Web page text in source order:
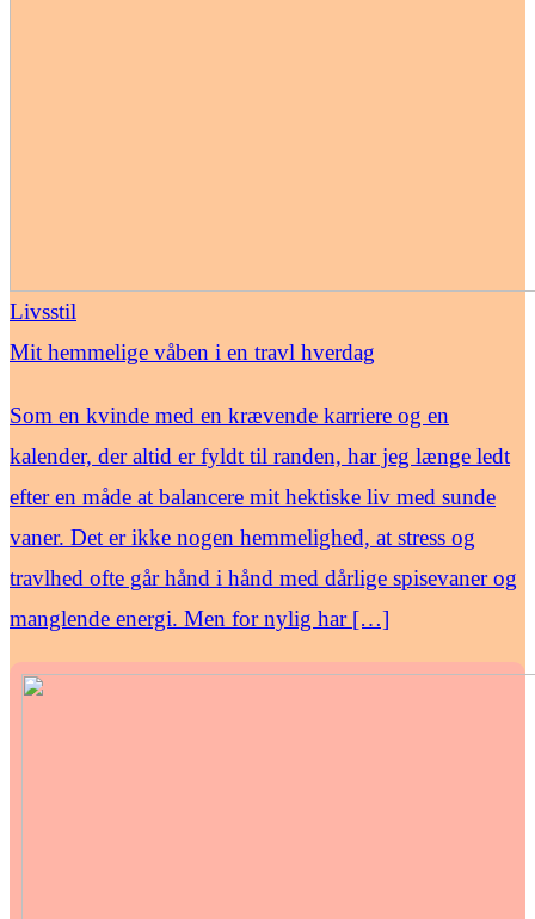
Livsstil
Mit hemmelige våben i en travl hverdag
Som en kvinde med en krævende karriere og en
kalender, der altid er fyldt til randen, har jeg længe ledt
efter en måde at balancere mit hektiske liv med sunde
vaner. Det er ikke nogen hemmelighed, at stress og
travlhed ofte går hånd i hånd med dårlige spisevaner og
manglende energi. Men for nylig har […]